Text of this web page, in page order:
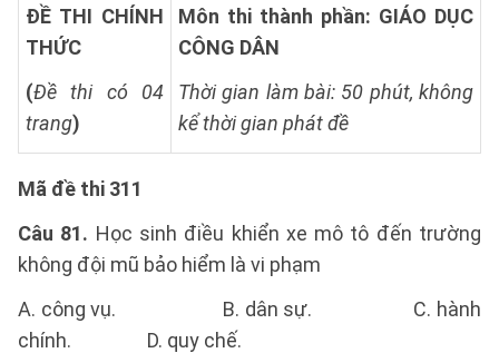
ĐỀ THI CHÍNH
THỨC
(Đề thi có 04
trang)
Môn thi thành phần: GIÁO DỤC
CÔNG DÂN
Thời gian làm bài: 50 phút, không
kể thời gian phát đề
Mã đề thi 311
Câu 81. Học sinh điều khiển xe mô tô đến trường
không đội mũ bảo hiểm là vi phạm
A. công vụ. B. dân sự. C. hành
chính. D. quy chế.